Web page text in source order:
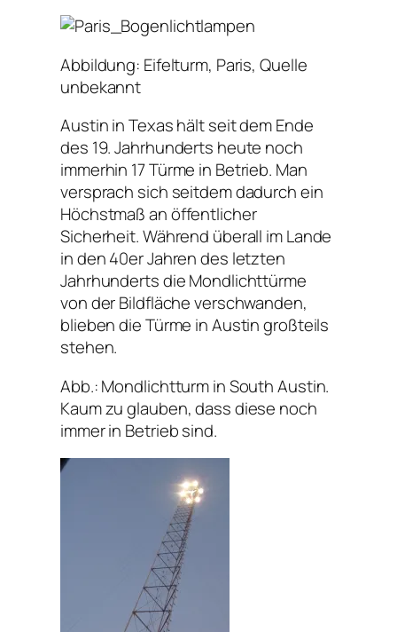
Abbildung: Eifelturm, Paris, Quelle
unbekannt
Austin in Texas hält seit dem Ende
des 19. Jahrhunderts heute noch
immerhin 17 Türme in Betrieb. Man
versprach sich seitdem dadurch ein
Höchstmaß an öffentlicher
Sicherheit. Während überall im Lande
in den 40er Jahren des letzten
Jahrhunderts die Mondlichttürme
von der Bildfläche verschwanden,
blieben die Türme in Austin großteils
stehen.
Abb.: Mondlichtturm in South Austin.
Kaum zu glauben, dass diese noch
immer in Betrieb sind.